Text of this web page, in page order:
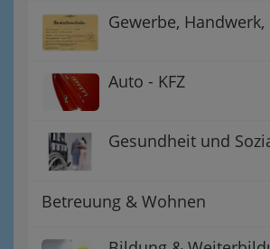
Gewerbe, Handwerk,
Auto - KFZ
Gesundheit und
Betreuung & Wohnen